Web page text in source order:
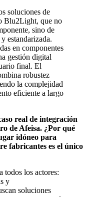
soluciones de
Blu2Light, que no
sino de
estandarizada.
en componentes
gestión digital
final. El
robustez
la complejidad
eficiente a largo
real de integración
de Afeisa. ¿Por qué
idóneo para
fabricantes es el único
todos los actores:
y
soluciones